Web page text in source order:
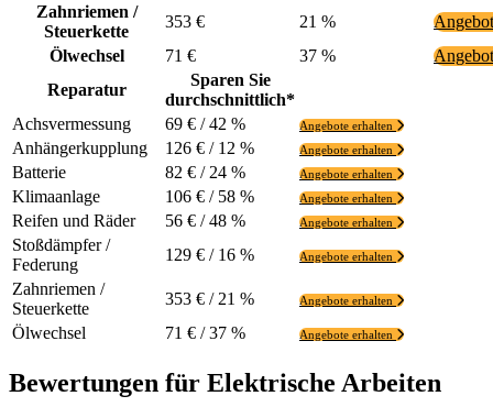
Zahnriemen /
Steuerkette
353 € 21 %
Ölwechsel
71 € 37 %
Reparatur
Sparen Sie
durchschnittlich*
Achsvermessung
69 € / 42 % Angebote erhalten
Anhängerkupplung 126 € / 12 % Angebote erhalten
Batterie 82 € / 24 % Angebote erhalten
Klimaanlage 106 € / 58 % Angebote erhalten
Reifen und Räder 56 € / 48 % Angebote erhalten
Stoßdämpfer /
Federung
129 € / 16 % Angebote erhalten
Zahnriemen /
Steuerkette
353 € / 21 % Angebote erhalten
Ölwechsel 71 € / 37 % Angebote erhalten
Bewertungen für Elektrische Arbeiten